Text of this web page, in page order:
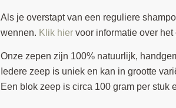
Als je overstapt van een reguliere
wennen. Klik hiervoor informatie over het
Onze zepen zijn 100% natuurlijk,
Iedere zeep is uniek en kan in grootte
Een blok zeep is circa 100 gram per stuk